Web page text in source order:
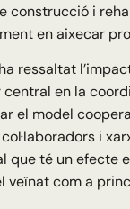
construcció i
en aixecar
ressaltat
en la
el model
i
té un efecte
veïnat com a